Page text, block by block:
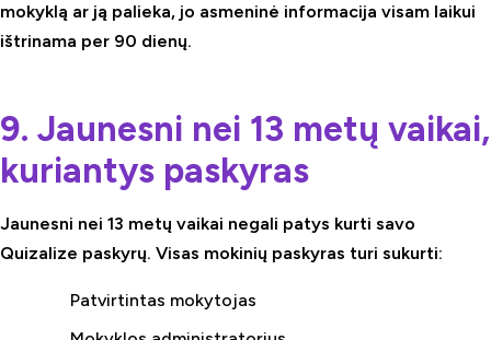
mokyklą ar ją palieka, jo asmeninė informacija visam laikui
ištrinama per 90 dienų.
9. Jaunesni nei 13 metų vaikai,
kuriantys paskyras
Jaunesni nei 13 metų vaikai negali patys kurti savo
Quizalize paskyrų. Visas mokinių paskyras turi sukurti:
Patvirtintas mokytojas